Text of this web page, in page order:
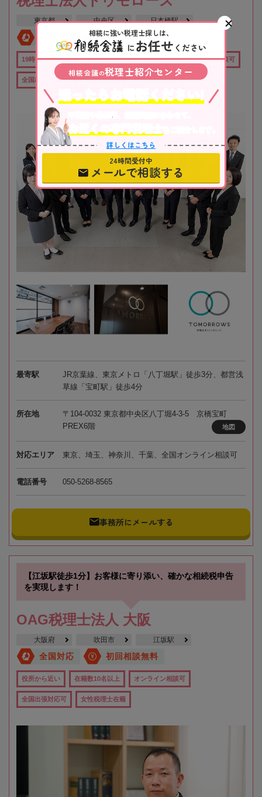
東京都 中央区 日本橋駅
初回相談無料
19時以降TEL可 土日祝OK 在籍数10名以上 オンライン相談可
全国出張対応可 行政書士在籍 女性税理士在籍
最寄駅
JR京葉線、東京メトロ「八丁堀駅」徒歩3分、都営浅
草線「宝町駅」徒歩4分
所在地
〒104-0032 東京都中央区八丁堀4-3-5 京橋宝町
PREX6階
地図
対応エリア 東京、埼玉、神奈川、千葉、全国オンライン相談可
電話番号 050-5268-8565
事務所にメールする
【江坂駅徒歩1分】お客様に寄り添い、確かな相続税申告
を実現します！
OAG税理士法人 大阪
大阪府 吹田市 江坂駅
全国対応 初回相談無料
役所から近い 在籍数10名以上 オンライン相談可
全国出張対応可 女性税理士在籍
相続に強い税理士探しは、
にお任せ ください
相続会議の税理士紹介センター
不動産や株式等、相続資産に合わせて、
お近くの専門税理士
をご紹介します。
詳しくはこちら
24時間受付中
メールで相談する